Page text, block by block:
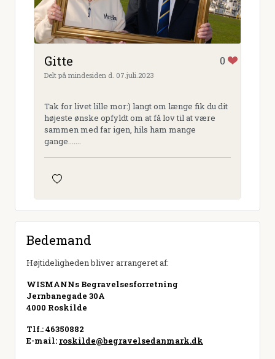
Gitte 0
Delt på mindesiden d. 07.juli.2023
Tak for livet lille mor:) langt om længe fik du dit
højeste ønske opfyldt om at få lov til at være
sammen med far igen, hils ham mange
gange.......
Bedemand
Højtideligheden bliver arrangeret af:
WISMANNs Begravelsesforretning
Jernbanegade 30A
4000 Roskilde
Tlf.: 46350882
E-mail: roskilde@begravelsedanmark.dk